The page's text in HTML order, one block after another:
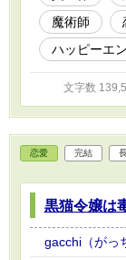
魔術師
ハッピーエ
文字数
恋愛 完結
黒猫令嬢は
gacchi（がっ